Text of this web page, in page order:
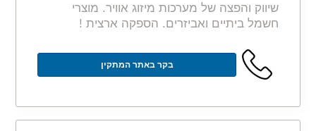
שיווק והפצה של מערכות מיזוג אוויר. מוצרי
חשמל ביתיים ואביזרים. הספקה ארצית !
בקר באתר המתקין